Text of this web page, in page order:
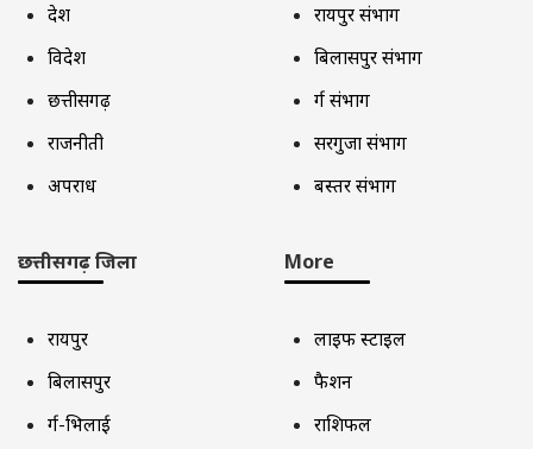
देश
विदेश
छत्तीसगढ़
राजनीती
अपराध
रायपुर संभाग
बिलासपुर संभाग
दुर्ग संभाग
सरगुजा संभाग
बस्तर संभाग
छत्तीसगढ़ जिला
रायपुर
बिलासपुर
दुर्ग-भिलाई
More
लाइफ स्टाइल
फैशन
राशिफल